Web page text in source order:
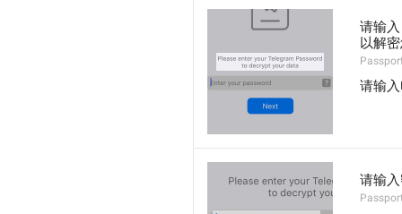
请输
以解
请输
请输